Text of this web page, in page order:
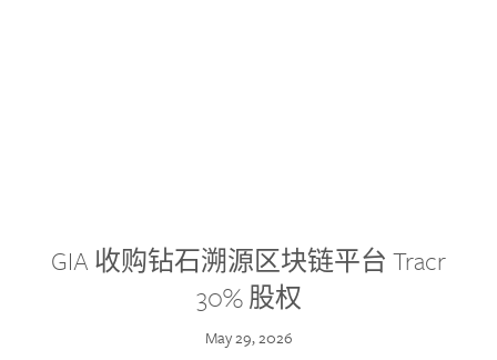
GIA 收购钻石溯源区块链平台 Tracr
30% 股权
May 29, 2026